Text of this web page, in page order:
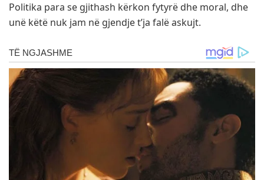
Politika para se gjithash kërkon fytyrë dhe moral, dhe
unë këtë nuk jam në gjendje t’ja falë askujt.